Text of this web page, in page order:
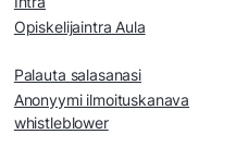
Opiskelijaintra Aula
Palauta salasanasi
Anonyymi ilmoituskanava
whistleblower